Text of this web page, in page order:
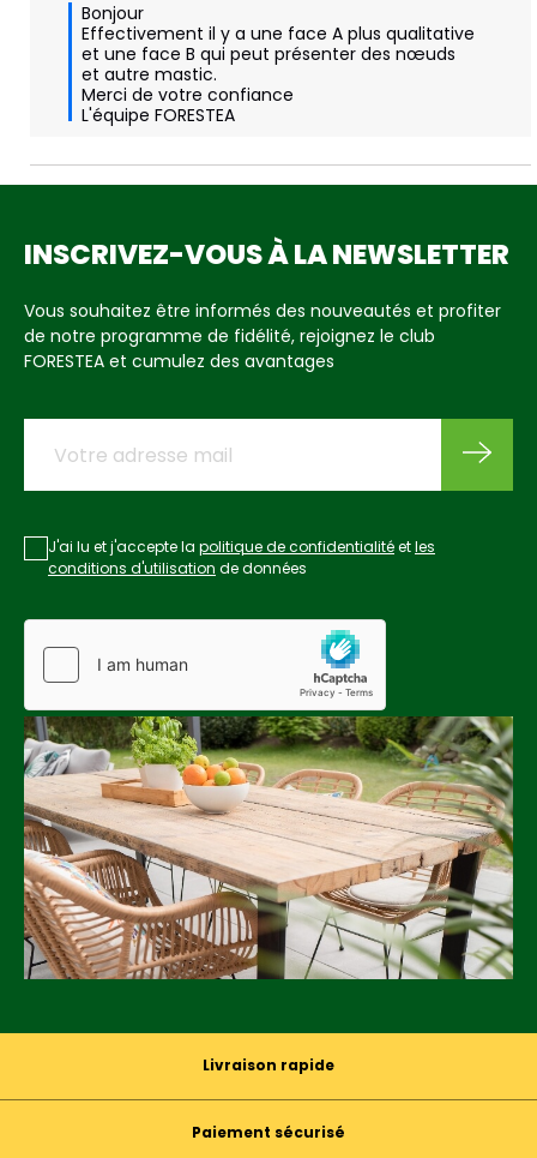
Bonjour
Effectivement il y a une face A plus qualitative
et une face B qui peut présenter des nœuds
et autre mastic.
Merci de votre confiance
L'équipe FORESTEA
INSCRIVEZ-VOUS À LA NEWSLETTER
Vous souhaitez être informés des nouveautés et profiter
de notre programme de fidélité, rejoignez le club
FORESTEA et cumulez des avantages
J'ai lu et j'accepte la politique de confidentialitéetles
conditions d'utilisation de données
Livraison rapide
Paiement sécurisé